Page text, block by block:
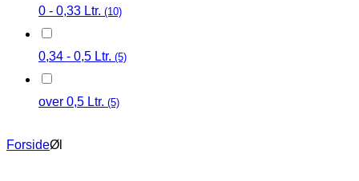
0 - 0,33 Ltr. (10)
0,34 - 0,5 Ltr. (5)
over 0,5 Ltr. (5)
ForsideØl